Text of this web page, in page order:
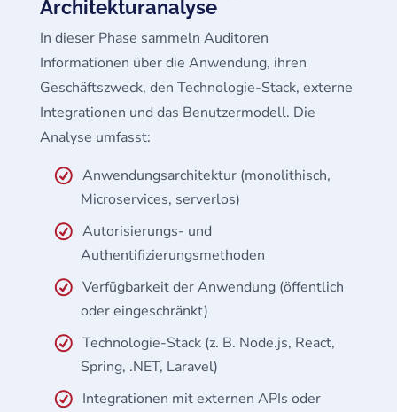
Architekturanalyse
In dieser Phase sammeln Auditoren
Informationen über die Anwendung, ihren
Geschäftszweck, den Technologie-Stack, externe
Integrationen und das Benutzermodell. Die
Analyse umfasst:
Anwendungsarchitektur (monolithisch,
Microservices, serverlos)
Autorisierungs- und
Authentifizierungsmethoden
Verfügbarkeit der Anwendung (öffentlich
oder eingeschränkt)
Technologie-Stack (z. B. Node.js, React,
Spring, .NET, Laravel)
Integrationen mit externen APIs oder